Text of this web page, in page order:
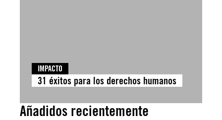
IMPACTO
31 éxitos para los derechos humanos
Añadidos recientemente